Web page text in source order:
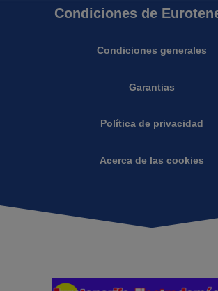
Condiciones de
Condiciones generales
Garantias
Política de privacidad
Acerca de las cookies